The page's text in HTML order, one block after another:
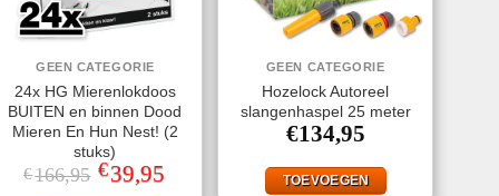
GEEN CATEGORIE
24x HG Mierenlokdoos
BUITEN en binnen Dood
Mieren En Hun Nest! (2
stuks)
€166,95 Oorspronkelijke
prijs
€39,95prijs
GEEN CATEGORIE
Hozelock Autoreel
slangenhaspel 25 meter
€134,95
TOEVOEGEN